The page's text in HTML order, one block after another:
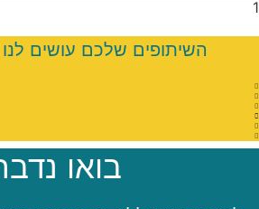
השיתופים שלכם עושים
בואו